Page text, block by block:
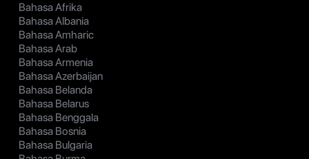
Bahasa Afrika
Bahasa Albania
Bahasa Amharic
Bahasa Arab
Bahasa Armenia
Bahasa Azerbaijan
Bahasa Belanda
Bahasa Belarus
Bahasa Benggala
Bahasa Bosnia
Bahasa Bulgaria